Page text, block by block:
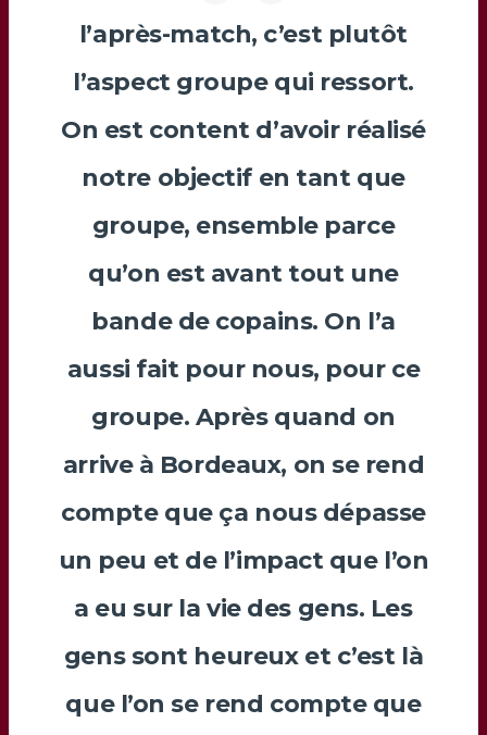
l’après-match, c’est plutôt
l’aspect groupe qui ressort.
On est content d’avoir réalisé
notre objectif en tant que
groupe, ensemble parce
qu’on est avant tout une
bande de copains. On l’a
aussi fait pour nous, pour ce
groupe. Après quand on
arrive à Bordeaux, on se rend
compte que ça nous dépasse
un peu et de l’impact que l’on
a eu sur la vie des gens. Les
gens sont heureux et c’est là
que l’on se rend compte que